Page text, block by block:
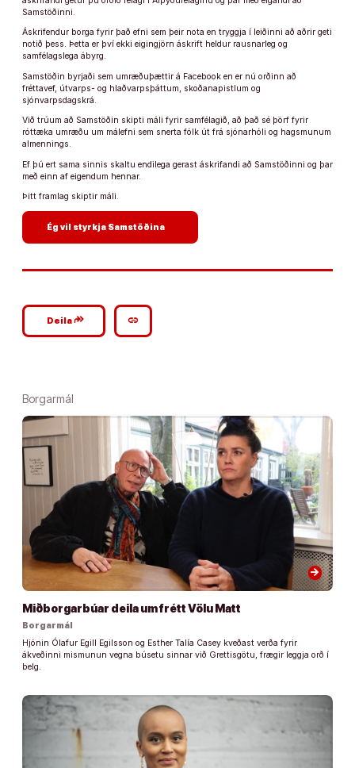
Samstöðinni.
Áskrifendur borga fyrir það efni sem þeir nota en tryggja í leiðinni að aðrir geti
notið þess. Þetta er því ekki eigingjörn áskrift heldur rausnarleg og
samfélagslega ábyrg.
Samstöðin byrjaði sem umræðuþættir á Facebook en er nú orðinn að
fréttavef, útvarps- og hlaðvarpsþáttum, skoðanapistlum og
sjónvarpsdagskrá.
Við trúum að Samstöðin skipti máli fyrir samfélagið, að það sé þörf fyrir
róttæka umræðu um málefni sem snerta fólk út frá sjónarhóli og hagsmunum
almennings.
Ef þú ert sama sinnis skaltu endilega gerast áskrifandi að Samstöðinni og þar
með einn af eigendum hennar.
Þitt framlag skiptir máli.
Ég vil styrkja Samstöðina
Deilagoogle_plus_reshare link
Borgarmál
arrow_forward
Miðborgarbúar deila um frétt Völu Matt
Borgarmál
Hjónin Ólafur Egill Egilsson og Esther Talía Casey kveðast verða fyrir
ákveðinni mismunun vegna búsetu sinnar við Grettisgötu, frægir leggja orð í
belg.